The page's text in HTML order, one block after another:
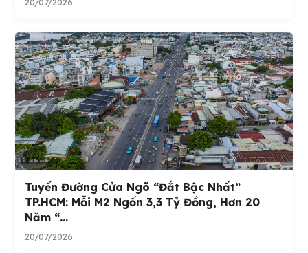
20/07/2026
Tuyến Đường Cửa Ngõ “đắt Bậc Nhất”
TP.HCM: Mỗi M2 Ngốn 3,3 Tỷ Đồng, Hơn 20
Năm “...
20/07/2026